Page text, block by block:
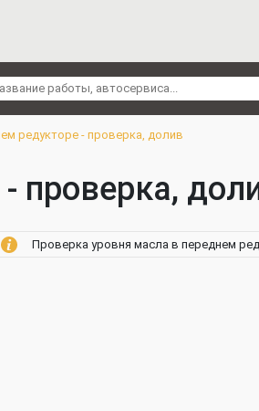
редукторе - проверка, долив
Проверка уровня масла в переднем